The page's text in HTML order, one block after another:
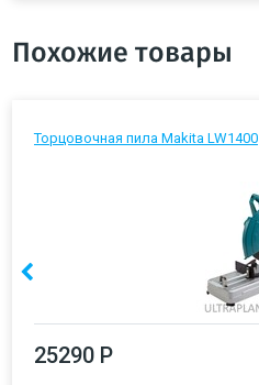
Похожие товары
Торцовочная пила Makita LW1400
25290 Р